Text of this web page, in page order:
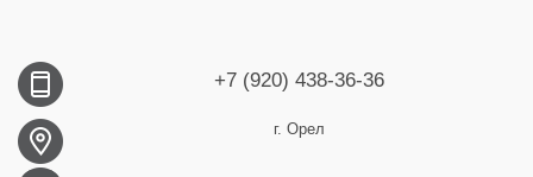
+7 (920) 438-36-36
г. Орел